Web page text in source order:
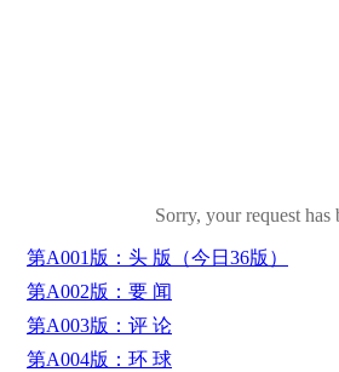
第A001版：头 版（今日36版）
第A002版：要 闻
第A003版：评 论
第A004版：环 球